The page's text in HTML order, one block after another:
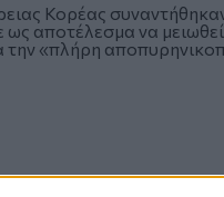
Κορέας
αποτέλεσμα να
«πλήρη